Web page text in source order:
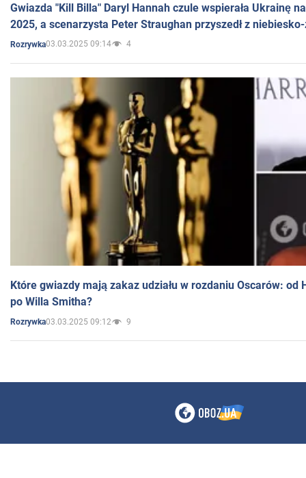
Gwiazda "Kill Billa" Daryl Hannah czule wspierała Ukrainę
2025, a scenarzysta Peter Straughan przyszedł z
Rozrywka03.03.2025 09:14 4
Które gwiazdy mają zakaz udziału w rozdaniu Oscarów: od
po Willa Smitha?
Rozrywka03.03.2025 09:12 9